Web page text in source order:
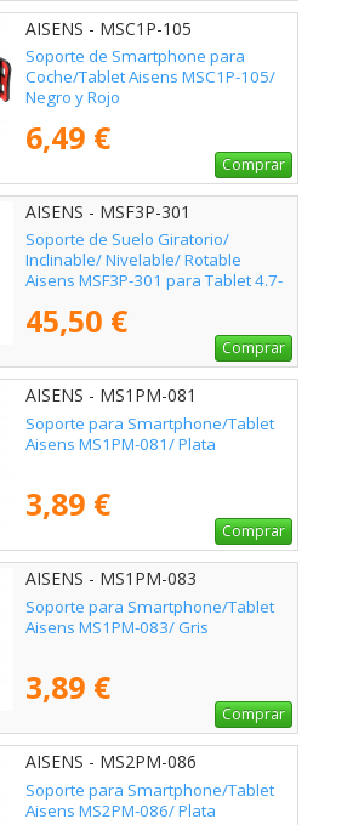
AISENS - MSC1P-105
Soporte de Smartphone para
Coche/Tablet Aisens MSC1P-105/
Negro y Rojo
6,49 €
Comprar
AISENS - MSF3P-301
Soporte de Suelo Giratorio/
Inclinable/ Nivelable/ Rotable
Aisens MSF3P-301 para Tablet 4.7-
45,50 €
Comprar
AISENS - MS1PM-081
Soporte para Smartphone/Tablet
Aisens MS1PM-081/ Plata
3,89 €
Comprar
AISENS - MS1PM-083
Soporte para Smartphone/Tablet
Aisens MS1PM-083/ Gris
3,89 €
Comprar
AISENS - MS2PM-086
Soporte para Smartphone/Tablet
Aisens MS2PM-086/ Plata